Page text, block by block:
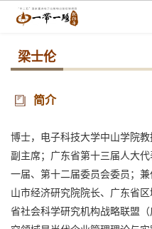
梁士伦
简介
博士，电子科技大学中山学院
副主席；广东省第十三届人大
一届、第十二届委员会委员；
山市经济研究院院长、广东省
省社会科学研究机构战略联盟